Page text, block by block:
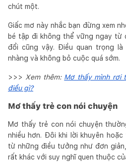
chút một.
Giấc mơ này nhắc bạn đừng xem
bé tập đi không thể vững ngay từ
đổi cũng vậy. Điều quan trọng là
nhàng và không bỏ cuộc quá sớm.
>>> Xem thêm: Mơ thấy mình rơi
điều gì?
Mơ thấy trẻ con nói chuyện
Mơ thấy trẻ con nói chuyện
nhiều hơn. Đôi khi lời khuyên
từ những điều tưởng như đơn
rất khác với suy nghĩ quen thuộc